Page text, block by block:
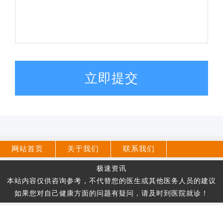
立即提交
网站首页 关于我们 联系我们
极速资讯
本站内容仅供咨询参考，不代替您的医生或其他医务人员的建议
如果您对自己健康方面的问题有疑问，请及时到医院就诊！